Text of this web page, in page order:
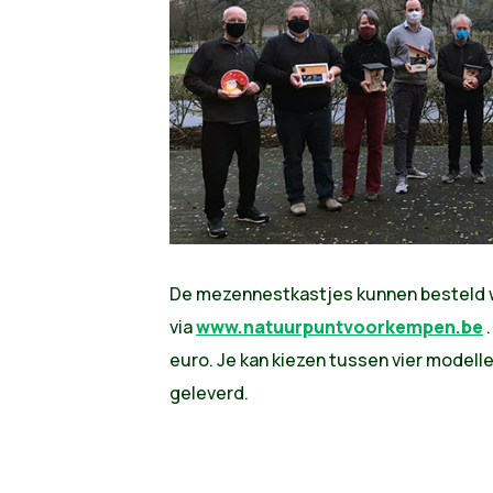
De mezennestkastjes kunnen besteld
viawww.natuurpuntvoorkempen.be
euro. Je kan kiezen tussen vier
geleverd.